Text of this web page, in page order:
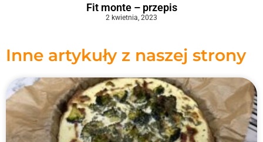
Fit monte – przepis
2 kwietnia, 2023
Inne artykuły z naszej strony